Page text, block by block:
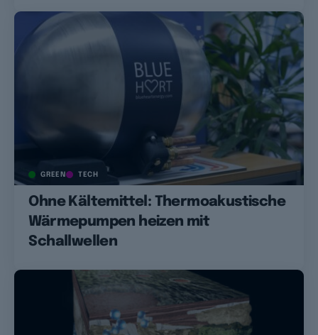
GREEN TECH
Ohne Kältemittel: Thermoakustische
Wärmepumpen heizen mit
Schallwellen